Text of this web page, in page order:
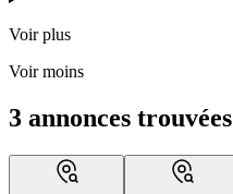
Voir plus
Voir moins
3 annonces trouvées